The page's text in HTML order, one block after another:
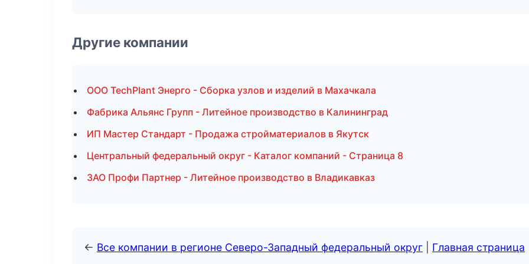
Другие компании
ООО TechPlant Энерго - Сборка узлов и изделий в Махачкала
Фабрика Альянс Групп - Литейное производство в Калининград
ИП Мастер Стандарт - Продажа стройматериалов в Якутск
Центральный федеральный округ - Каталог компаний - Страница 8
ЗАО Профи Партнер - Литейное производство в Владикавказ
← Все компании в регионе Северо-Западный федеральный округ Главная страница